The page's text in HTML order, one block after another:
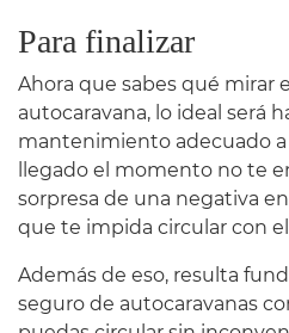
Para finalizar
Ahora que sabes qué mirar
autocaravana, lo ideal será
mantenimiento adecuado
llegado el momento no te
sorpresa de una negativa
que te impida circular con
Además de eso, resulta
seguro de autocaravanas